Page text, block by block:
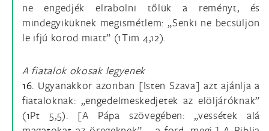
ne engedjék elrabolni tőlük a reményt, és
mindegyiküknek megismétlem: „Senki ne becsüljön
le ifjú korod miatt” (1Tim 4,12).
A fiatalok okosak legyenek
16. Ugyanakkor azonban [Isten Szava] azt ajánlja a
fiataloknak: „engedelmeskedjetek az elöljáróknak”
(1Pt 5,5). [A Pápa szövegében: „vessétek alá